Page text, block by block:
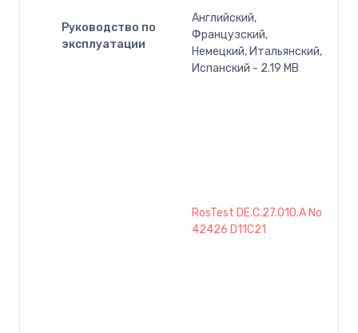
Руководство по
эксплуатации
Английский,
Французский,
Немецкий, Итальянский,
Испанский - 2.19 MB
RosTest DE.C.27.010.A No
42426 D11C21